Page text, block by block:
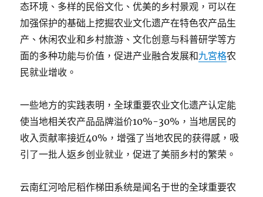
态环境、多样的民俗文化、优美的乡村景观，可以在
加强保护的基础上挖掘农业文化遗产在特色农产品生
产、休闲农业和乡村旅游、文化创意与科普研学等方
面的多种功能与价值，促进产业融合发展和九宮格农
民就业增收。
一些地方的实践表明，全球重要农业文化遗产认定能
使当地相关农产品品牌溢价10%-30%，当地居民的
收入贡献率接近40%，增强了当地农民的获得感，吸
引了一批人返乡创业就业，促进了美丽乡村的繁荣。
云南红河哈尼稻作梯田系统是闻名于世的全球重要农